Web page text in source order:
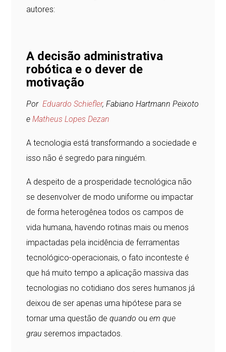
autores:
A decisão administrativa
robótica e o dever de
motivação
PorEduardo Schiefler, Fabiano Hartmann Peixoto
eMatheus Lopes Dezan
A tecnologia está transformando a sociedade e
isso não é segredo para ninguém.
A despeito de a prosperidade tecnológica não
se desenvolver de modo uniforme ou impactar
de forma heterogênea todos os campos de
vida humana, havendo rotinas mais ou menos
impactadas pela incidência de ferramentas
tecnológico-operacionais, o fato inconteste é
que há muito tempo a aplicação massiva das
tecnologias no cotidiano dos seres humanos já
deixou de ser apenas uma hipótese para se
tornar uma questão dequando ouem que
grau seremos impactados.